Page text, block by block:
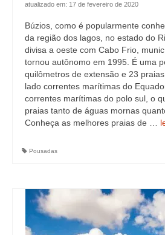
atualizado em: 17 de fevereiro de 2020
Búzios, como é popularmente
da região dos lagos, no estado do
divisa a oeste com Cabo Frio,
tornou autônomo em 1995. É uma
quilômetros de extensão e 23
lado correntes marítimas do
correntes marítimas do polo sul, o
praias tanto de águas mornas
Conheça as melhores praias de …
Pousadas